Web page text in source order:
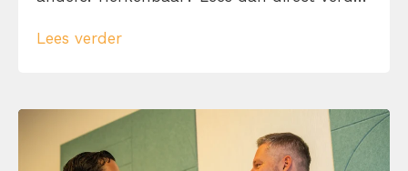
overbrengt met 10 gesprekstechnieken,
Lees verder